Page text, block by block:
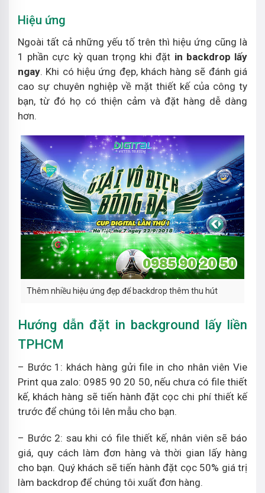
Hiệu ứng
Ngoài tất cả những yếu tố trên thì hiệu ứng cũng là
1 phần cực kỳ quan trọng khi đặt in backdrop lấy
ngay. Khi có hiệu ứng đẹp, khách hàng sẽ đánh giá
cao sự chuyên nghiệp về mặt thiết kế của công ty
bạn, từ đó họ có thiện cảm và đặt hàng dễ dàng
hơn.
Thêm nhiều hiệu ứng đẹp để backdrop thêm thu hút
Hướng dẫn đặt in background lấy liền
TPHCM
– Bước 1: khách hàng gửi file in cho nhân viên Vie
Print qua zalo: 0985 90 20 50, nếu chưa có file thiết
kế, khách hàng sẽ tiến hành đặt cọc chi phí thiết kế
trước để chúng tôi lên mẫu cho bạn.
– Bước 2: sau khi có file thiết kế, nhân viên sẽ báo
giá, quy cách làm đơn hàng và thời gian lấy hàng
cho bạn. Quý khách sẽ tiến hành đặt cọc 50% giá trị
làm backdrop để chúng tôi xuất đơn hàng.